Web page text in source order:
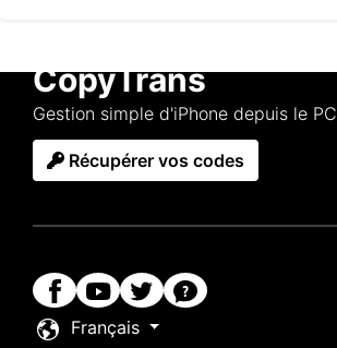
CopyTrans
Gestion simple d'iPhone depuis le PC
Récupérer vos codes
Français